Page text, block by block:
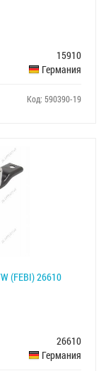
15910
Германия
Код: 590390-19
(FEBI) 26610
26610
Германия